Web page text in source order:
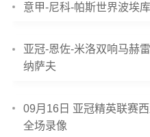
意甲-尼科-帕斯世界波埃
亚冠-恩佐-米洛双响马赫
纳萨夫
09月16日 亚冠精英联赛
全场录像